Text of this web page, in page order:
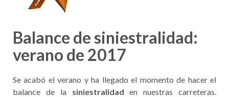
Balance de siniestralidad:
verano de 2017
Se acabó el verano y ha llegado el momento de hacer el
balance de la siniestralidad en nuestras carreteras.